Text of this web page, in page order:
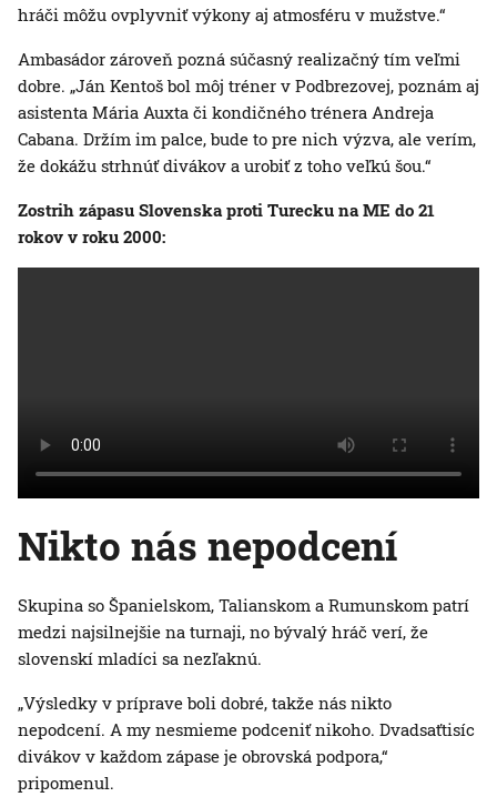
hráči môžu ovplyvniť výkony aj atmosféru v mužstve.“
Ambasádor zároveň pozná súčasný realizačný tím veľmi
dobre. „Ján Kentoš bol môj tréner v Podbrezovej, poznám aj
asistenta Mária Auxta či kondičného trénera Andreja
Cabana. Držím im palce, bude to pre nich výzva, ale verím,
že dokážu strhnúť divákov a urobiť z toho veľkú šou.“
Zostrih zápasu Slovenska proti Turecku na ME do 21
rokov v roku 2000:
Nikto nás nepodcení
Skupina so Španielskom, Talianskom a Rumunskom patrí
medzi najsilnejšie na turnaji, no bývalý hráč verí, že
slovenskí mladíci sa nezľaknú.
„Výsledky v príprave boli dobré, takže nás nikto
nepodcení. A my nesmieme podceniť nikoho. Dvadsaťtisíc
divákov v každom zápase je obrovská podpora,“
pripomenul.